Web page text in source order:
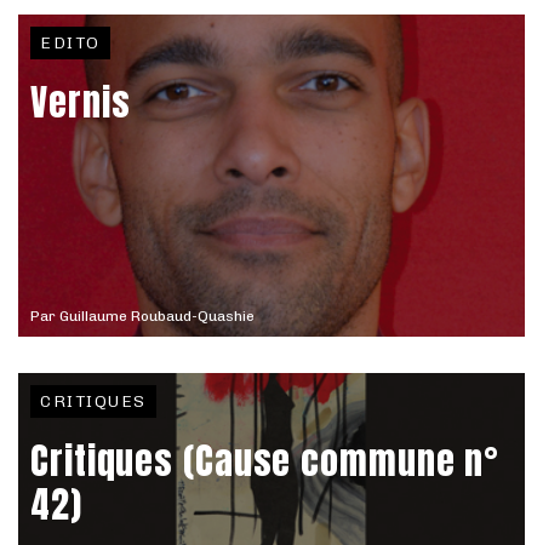
Par Guillaume Roubaud-Quashie
EDITO
Vernis
CRITIQUES
Critiques (Cause commune n°
42)